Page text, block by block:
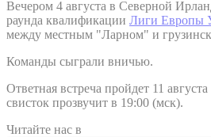
Вечером 4 августа в Северной
раунда квалификации Лиги Европы
между местным "Ларном" и
Команды сыграли вничью.
Ответная встреча пройдет 11
свисток прозвучит в 19:00 (мск).
Читайте нас в